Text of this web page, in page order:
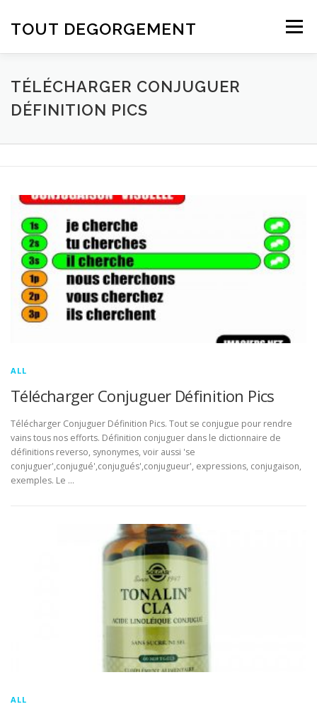
TOUT DEGORGEMENT Menu
TÉLÉCHARGER CONJUGUER
DÉFINITION PICS
ALL
Télécharger Conjuguer Définition Pics
Télécharger Conjuguer Définition Pics. Tout se conjugue pour rendre
vains tous nos efforts. Définition conjuguer dans le dictionnaire de
définitions reverso, synonymes, voir aussi 'se
conjuguer',conjugué',conjugués',conjugueur', expressions, conjugaison,
exemples. Le …
ALL